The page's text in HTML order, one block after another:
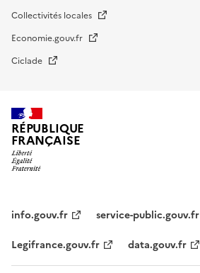
Collectivités locales
Economie.gouv.fr
Ciclade
RÉPUBLIQUE
FRANÇAISE
institutionnel
info.gouv.fr
service-public.gouv.fr
Legifrance.gouv.fr
data.gouv.fr